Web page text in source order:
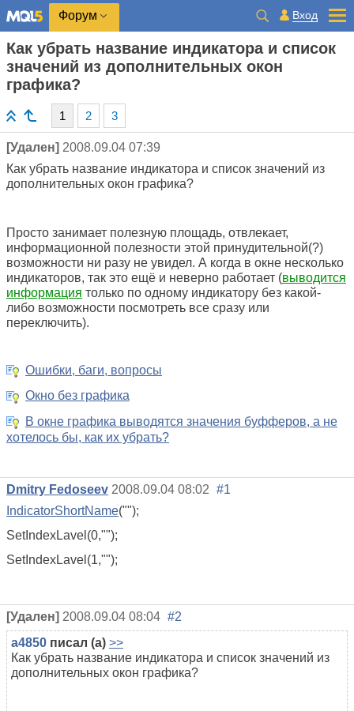
Форум Вход
Как убрать название индикатора и список
значений из дополнительных окон
графика?
1 2 3
[Удален] 2008.09.04 07:39
Как убрать название индикатора и список значений из
дополнительных окон графика?
Просто занимает полезную площадь, отвлекает,
информационной полезности этой принудительной(?)
возможности ни разу не увидел. А когда в окне несколько
индикаторов, так это ещё и неверно работает (выводится
информация только по одному индикатору без какой-
либо возможности посмотреть все сразу или
переключить).
Ошибки, баги, вопросы
Окно без графика
В окне графика выводятся значения буфферов, а не
хотелось бы, как их убрать?
Dmitry Fedoseev 2008.09.04 08:02 #1
IndicatorShortName("");
SetIndexLavel(0,"");
SetIndexLavel(1,"");
[Удален] 2008.09.04 08:04 #2
a4850 писал (а) >>
Как убрать название индикатора и список значений из
дополнительных окон графика?